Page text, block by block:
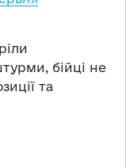
бійці не
та